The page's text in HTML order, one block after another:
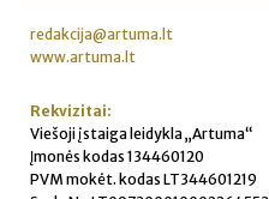
redakcija@artuma.lt
www.artuma.lt
Rekvizitai:
Viešoji įstaiga leidykla „Artuma“
Įmonės kodas 134460120
PVM mokėt. kodas LT344601219